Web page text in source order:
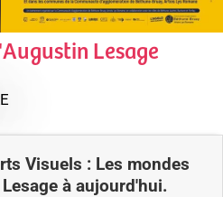
Lesage
Visuels : Les mondes
à aujourd'hui.